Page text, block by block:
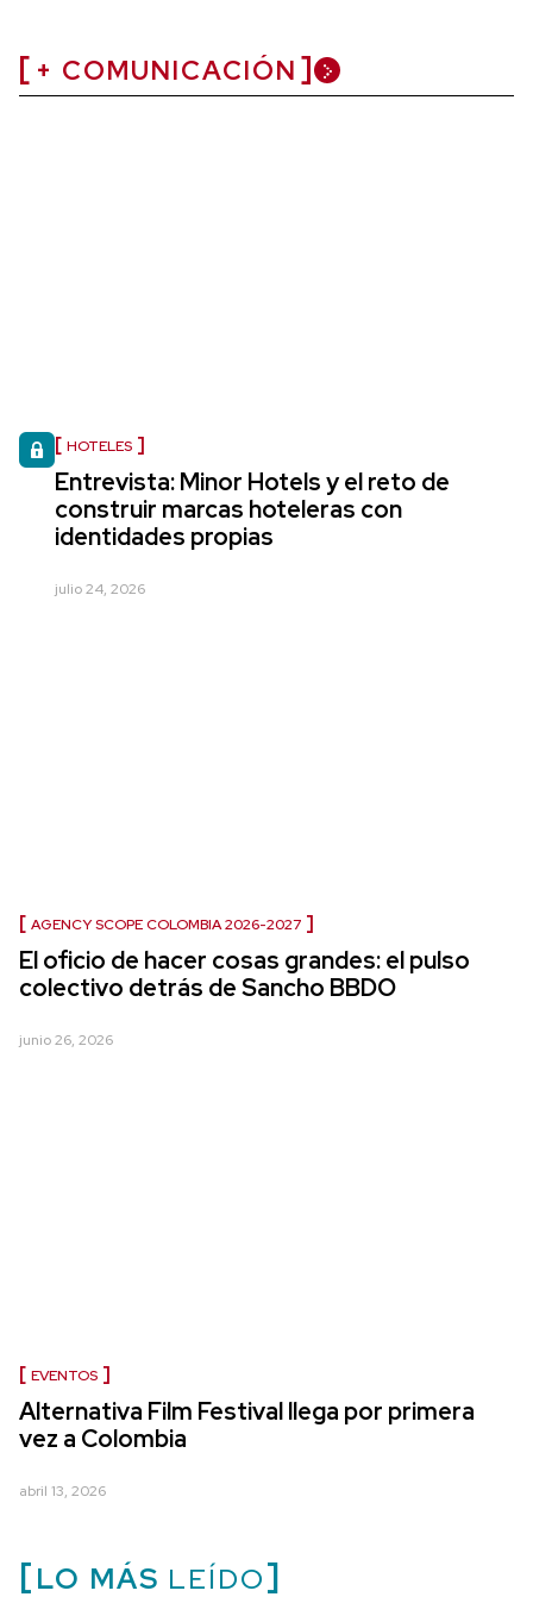
+ COMUNICACIÓN
HOTELES
Entrevista: Minor Hotels y el reto de
construir marcas hoteleras con
identidades propias
julio 24, 2026
AGENCY SCOPE COLOMBIA 2026-2027
El oficio de hacer cosas grandes: el pulso
colectivo detrás de Sancho BBDO
junio 26, 2026
EVENTOS
Alternativa Film Festival llega por primera
vez a Colombia
abril 13, 2026
LO MÁS LEÍDO